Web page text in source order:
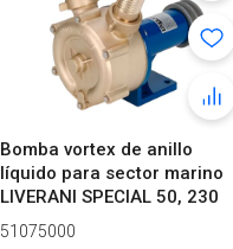
Bomba vortex de anillo
líquido para sector marino
LIVERANI SPECIAL 50, 230
l/...
51075000